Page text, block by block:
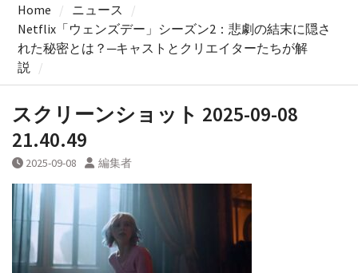
Home
ニュース
Netflix「ウェンズデー」シーズン2：悲劇の結末に隠さ
れた秘密とは？─キャストとクリエイターたちが解
説
スクリーンショット 2025-09-08
21.40.49
2025-09-08 編集者